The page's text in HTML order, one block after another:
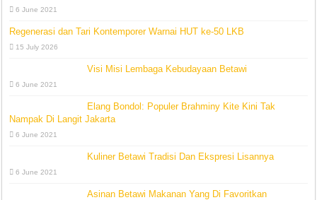
6 June 2021
Regenerasi dan Tari Kontemporer Warnai HUT ke-50 LKB
15 July 2026
Visi Misi Lembaga Kebudayaan Betawi
6 June 2021
Elang Bondol: Populer Brahminy Kite Kini Tak
Nampak Di Langit Jakarta
6 June 2021
Kuliner Betawi Tradisi Dan Ekspresi Lisannya
6 June 2021
Asinan Betawi Makanan Yang Di Favoritkan